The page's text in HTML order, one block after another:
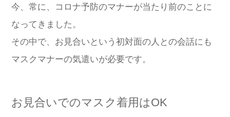
今、常に、コロナ予防のマナーが当たり前のことに
なってきました。
その中で、お見合いという初対面の人との会話にも
マスクマナーの気遣いが必要です。
お見合いでのマスク着用はOK